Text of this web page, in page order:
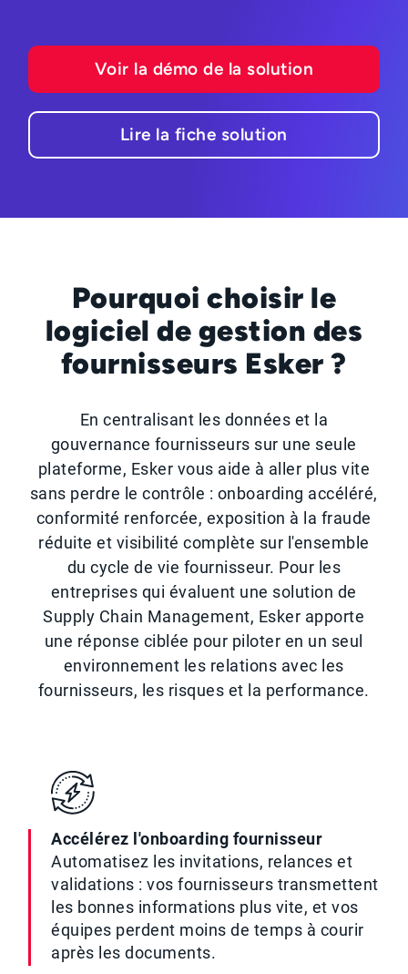
Voir la démo de la solution
Lire la fiche solution
Pourquoi choisir le
logiciel de gestion des
fournisseurs Esker ?
En centralisant les données et la
gouvernance fournisseurs sur une seule
plateforme, Esker vous aide à aller plus vite
sans perdre le contrôle : onboarding accéléré,
conformité renforcée, exposition à la fraude
réduite et visibilité complète sur l'ensemble
du cycle de vie fournisseur. Pour les
entreprises qui évaluent une solution de
Supply Chain Management, Esker apporte
une réponse ciblée pour piloter en un seul
environnement les relations avec les
fournisseurs, les risques et la performance.
Accélérez l'onboarding fournisseur
Automatisez les invitations, relances et
validations : vos fournisseurs transmettent
les bonnes informations plus vite, et vos
équipes perdent moins de temps à courir
après les documents.